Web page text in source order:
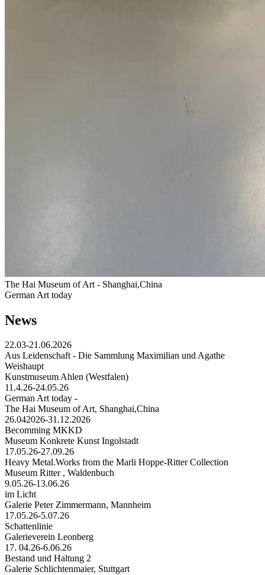
The Hai Museum of Art - Shanghai,China
German Art today
News
22.03-21.06.2026
Aus Leidenschaft - Die Sammlung Maximilian und Agathe
Weishaupt
Kunstmuseum Ahlen (Westfalen)
11.4.26-24.05.26
German Art today -
The Hai Museum of Art, Shanghai,China
26.042026-31.12.2026
Becomming MKKD
Museum Konkrete Kunst Ingolstadt
17.05.26-27.09.26
Heavy Metal.Works from the Marli Hoppe-Ritter Collection
Museum Ritter , Waldenbuch
9.05.26-13.06.26
im Licht
Galerie Peter Zimmermann, Mannheim
17.05.26-5.07.26
Schattenlinie
Galerieverein Leonberg
17. 04.26-6.06.26
Bestand und Haltung 2
Galerie Schlichtenmaier, Stuttgart